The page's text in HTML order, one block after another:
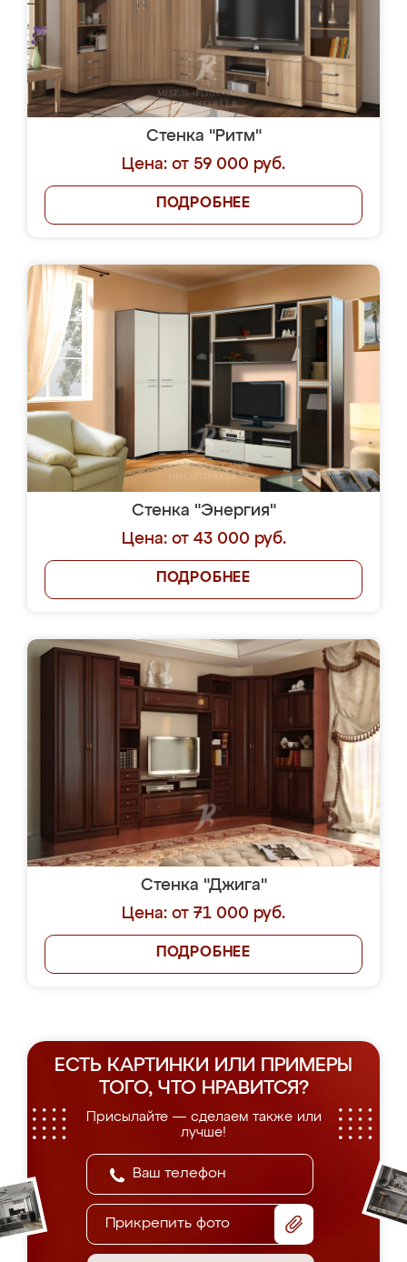
Стенка "Ритм"
Цена: от 59 000 руб.
ПОДРОБНЕЕ
Стенка "Энергия"
Цена: от 43 000 руб.
ПОДРОБНЕЕ
Стенка "Джига"
Цена: от 71 000 руб.
ПОДРОБНЕЕ
ЕСТЬ КАРТИНКИ ИЛИ ПРИМЕРЫ
ТОГО, ЧТО НРАВИТСЯ?
Присылайте — сделаем также или
лучше!
Прикрепить фото